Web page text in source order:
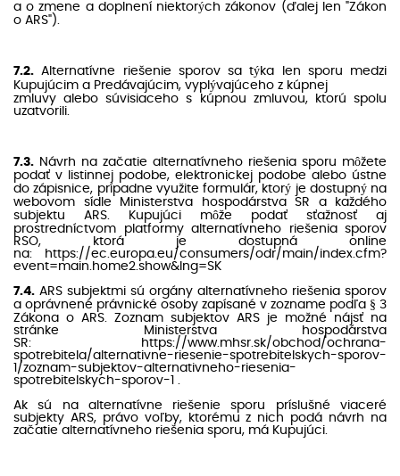
a o zmene a doplnení niektorých zákonov (ďalej len "Zákon
o ARS").
7.2. Alternatívne riešenie sporov sa týka len sporu medzi
Kupujúcim a Predávajúcim, vyplývajúceho z kúpnej
zmluvy alebo súvisiaceho s kúpnou zmluvou, ktorú spolu
uzatvorili.
7.3. Návrh na začatie alternatívneho riešenia sporu môžete
podať v listinnej podobe, elektronickej podobe alebo ústne
do zápisnice, prípadne využite formulár, ktorý je dostupný na
webovom sídle Ministerstva hospodárstva SR a každého
subjektu ARS. Kupujúci môže podať sťažnosť aj
prostredníctvom platformy alternatívneho riešenia sporov
RSO, ktorá je dostupná online
na:
https://ec.europa.eu/consumers/odr/main/index.cfm?
event=main.home2.show&lng=SK
7.4. ARS subjektmi sú orgány alternatívneho riešenia sporov
a oprávnené právnické osoby zapísané v zozname podľa § 3
Zákona o ARS. Zoznam subjektov ARS je možné nájsť na
stránke Ministerstva hospodárstva
SR:
https://www.mhsr.sk/obchod/ochrana-
spotrebitela/alternativne-riesenie-spotrebitelskych-sporov-
1/zoznam-subjektov-alternativneho-riesenia-
spotrebitelskych-sporov-1
.
Ak sú na alternatívne riešenie sporu príslušné viaceré
subjekty ARS, právo voľby, ktorému z nich podá návrh na
začatie alternatívneho riešenia sporu, má Kupujúci.